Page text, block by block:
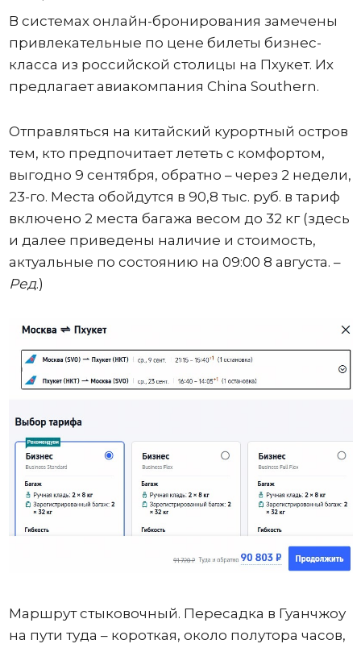
В системах онлайн-бронирования замечены
привлекательные по цене билеты бизнес-
класса из российской столицы на Пхукет. Их
предлагает авиакомпания China Southern.
Отправляться на китайский курортный остров
тем, кто предпочитает лететь с комфортом,
выгодно 9 сентября, обратно – через 2 недели,
23-го. Места обойдутся в 90,8 тыс. руб. в тариф
включено 2 места багажа весом до 32 кг (здесь
и далее приведены наличие и стоимость,
актуальные по состоянию на 09:00 8 августа. –
Ред.)
Маршрут стыковочный. Пересадка в Гуанчжоу
на пути туда – короткая, около полутора часов,